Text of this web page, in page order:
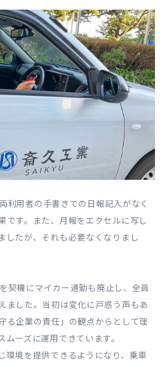
利用者の手書きでの日報記入がなく
です。また、月報をエクセルに写し
したが、それも必要なくなりまし
契機にマイカー通勤も廃止し、全員
ました。当初は変化に戸惑う声もあ
る企業の責任」の観点からとして理
ーズに運用できています。
環境を提供できるようになり、乗車